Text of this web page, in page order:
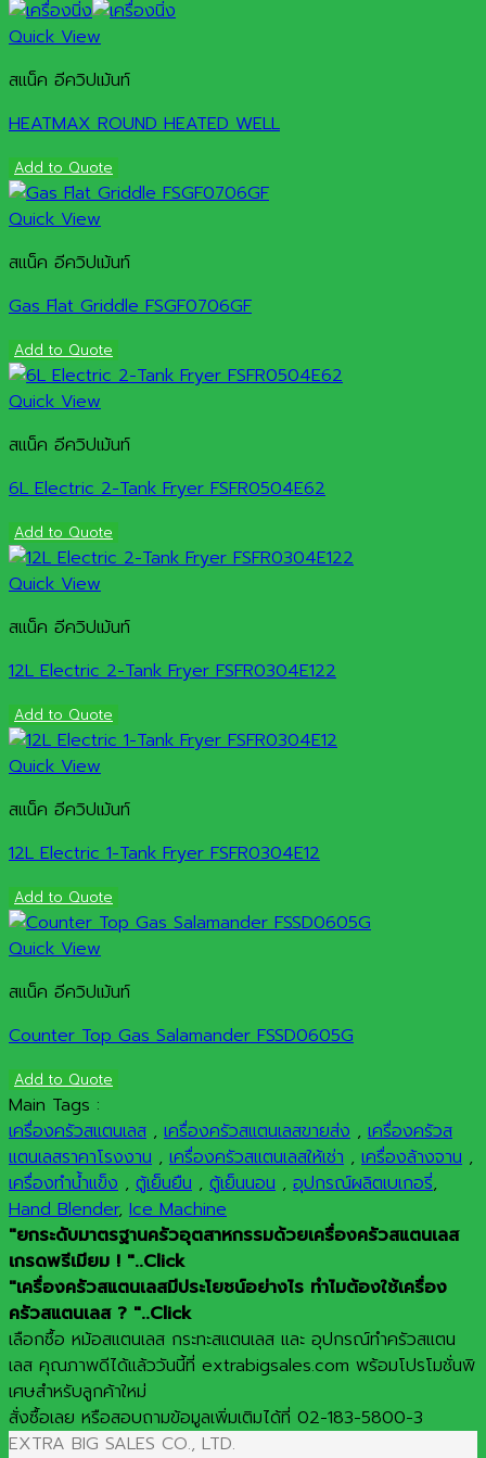
Quick View
สแน็ค อีควิปเม้นท์
HEATMAX ROUND HEATED WELL
Add to Quote
Quick View
สแน็ค อีควิปเม้นท์
Gas Flat Griddle FSGF0706GF
Add to Quote
Quick View
สแน็ค อีควิปเม้นท์
6L Electric 2-Tank Fryer FSFR0504E62
Add to Quote
Quick View
สแน็ค อีควิปเม้นท์
12L Electric 2-Tank Fryer FSFR0304E122
Add to Quote
Quick View
สแน็ค อีควิปเม้นท์
12L Electric 1-Tank Fryer FSFR0304E12
Add to Quote
Quick View
สแน็ค อีควิปเม้นท์
Counter Top Gas Salamander FSSD0605G
Add to Quote
Main Tags :
เครื่องครัวสแตนเลส , เครื่องครัวสแตนเลสขายส่ง , เครื่องครัวส
แตนเลสราคาโรงงาน , เครื่องครัวสแตนเลสให้เช่า , เครื่องล้างจาน ,
เครื่องทำน้ำแข็ง , ตู้เย็นยืน , ตู้เย็นนอน , อุปกรณ์ผลิตเบเกอรี่,
Hand Blender, Ice Machine
"ยกระดับมาตรฐานครัวอุตสาหกรรมด้วยเครื่องครัวสแตนเลส
เกรดพรีเมียม ! "..Click
"เครื่องครัวสแตนเลสมีประโยชน์อย่างไร ทำไมต้องใช้เครื่อง
ครัวสแตนเลส ? "..Click
เลือกซื้อ หม้อสแตนเลส กระทะสแตนเลส และ อุปกรณ์ทำครัวสแตน
เลส คุณภาพดีได้แล้ววันนี้ที่ extrabigsales.com พร้อมโปรโมชั่นพิ
เศษสำหรับลูกค้าใหม่
สั่งซื้อเลย หรือสอบถามข้อมูลเพิ่มเติมได้ที่ 02-183-5800-3
EXTRA BIG SALES CO., LTD.